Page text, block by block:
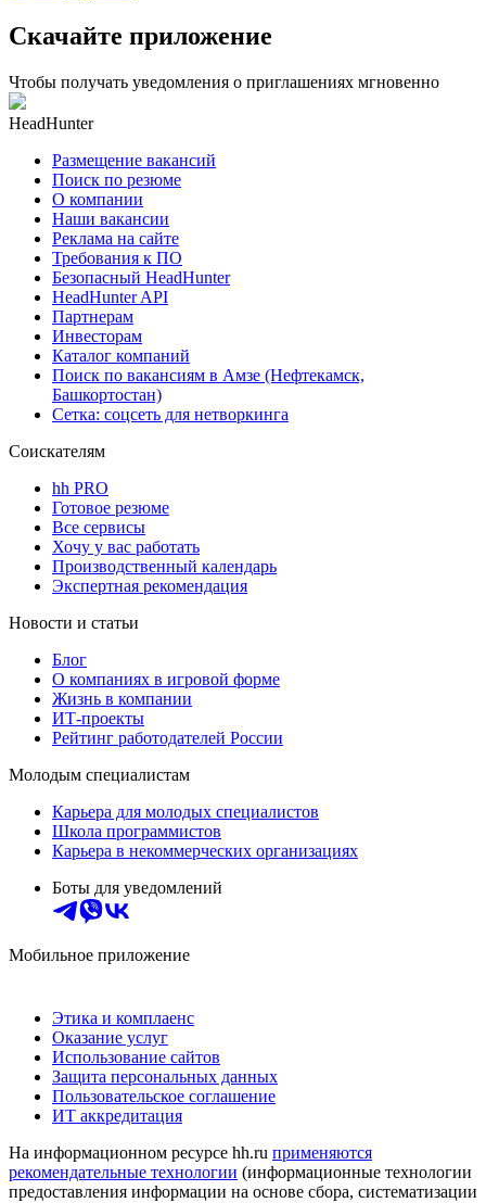
Скачайте приложение
Чтобы получать уведомления о приглашениях мгновенно
HeadHunter
Размещение вакансий
Поиск по резюме
О компании
Наши вакансии
Реклама на сайте
Требования к ПО
Безопасный HeadHunter
HeadHunter API
Партнерам
Инвесторам
Каталог компаний
Поиск по вакансиям в Амзе (Нефтекамск,
Башкортостан)
Сетка: соцсеть для нетворкинга
Соискателям
hh PRO
Готовое резюме
Все сервисы
Хочу у вас работать
Производственный календарь
Экспертная рекомендация
Новости и статьи
Блог
О компаниях в игровой форме
Жизнь в компании
ИТ-проекты
Рейтинг работодателей России
Молодым специалистам
Карьера для молодых специалистов
Школа программистов
Карьера в некоммерческих организациях
Боты для уведомлений
Мобильное приложение
Этика и комплаенс
Оказание услуг
Использование сайтов
Защита персональных данных
Пользовательское соглашение
ИТ аккредитация
На информационном ресурсе hh.ru применяются
рекомендательные технологии (информационные технологии
предоставления информации на основе сбора, систематизации